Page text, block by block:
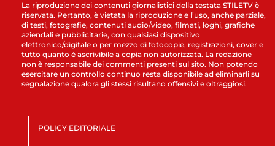
La riproduzione dei contenuti giornalistici della testata STILETV è
riservata. Pertanto, è vietata la riproduzione e l’uso, anche parziale,
di testi, fotografie, contenuti audio/video, filmati, loghi, grafiche
aziendali e pubblicitarie, con qualsiasi dispositivo
elettronico/digitale o per mezzo di fotocopie, registrazioni, cover e
tutto quanto è ascrivibile a copia non autorizzata. La redazione
non è responsabile dei commenti presenti sul sito. Non potendo
esercitare un controllo continuo resta disponibile ad eliminarli su
segnalazione qualora gli stessi risultano offensivi e oltraggiosi.
POLICY EDITORIALE